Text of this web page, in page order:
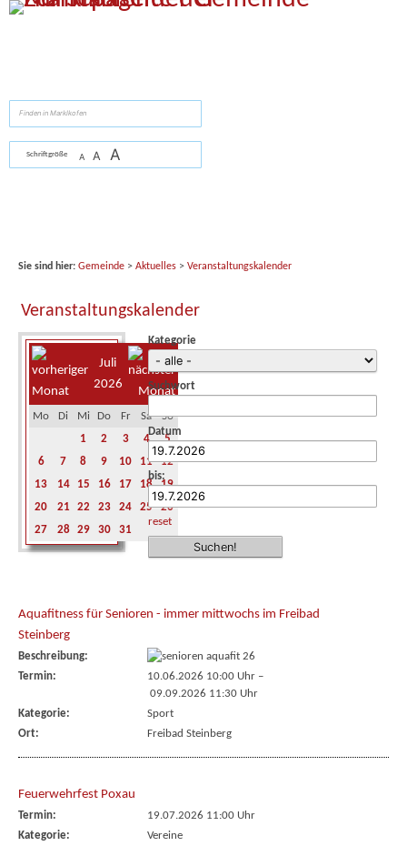
Zum Inhalt,zur Navigationoderzur Startseitespringen.
Schriftgröße A A A
Sie sind hier: Gemeinde> Aktuelles> Veranstaltungskalender
Veranstaltungskalender
Juli
2026
Mo Di Mi Do Fr Sa
So
1
2 3 4
5
6
7 8 9 10 11
12
13
14 15 16 17 18
19
20
21 22 23 24 25
26
27
28 29 30 31
Kategorie
Suchwort
Datum
bis:
reset
Aquafitness für Senioren - immer mittwochs im Freibad
Steinberg
Beschreibung:
Termin:
10.06.2026 10:00 Uhr–
09.09.2026 11:30 Uhr
Kategorie:
Sport
Ort:
Freibad Steinberg
Feuerwehrfest Poxau
Termin:
19.07.2026 11:00 Uhr
Kategorie:
Vereine